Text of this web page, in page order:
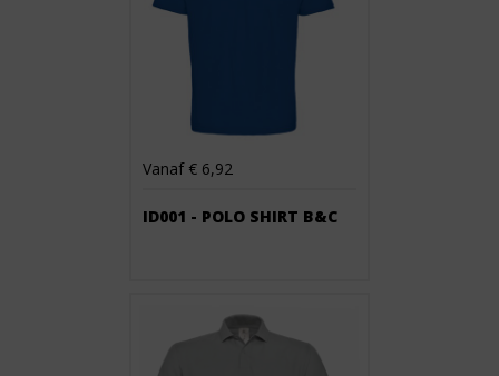
Vanaf € 6,92
ID001 - POLO SHIRT B&C